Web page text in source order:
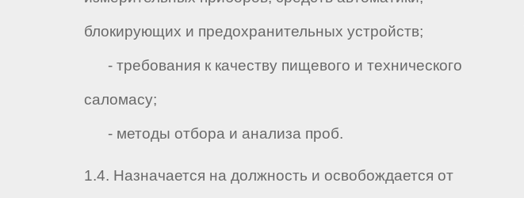
блокирующих и предохранительных устройств;
- требования к качеству пищевого и технического
саломасу;
- методы отбора и анализа проб.
1.4. Назначается на должность и освобождается от